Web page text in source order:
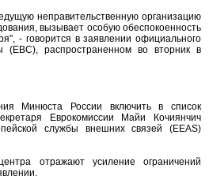
неправительственную организацию
вызывает особую обеспокоенность
- говорится в заявлении официального
(ЕВС), распространенном во вторник в
Минюста России включить в список
Еврокомиссии Майи Кочиянчич
службы внешних связей (EEAS)
отражают усиление ограничений